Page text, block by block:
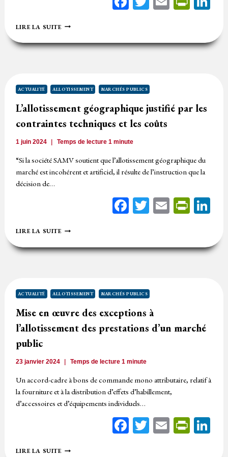
LIRE LA SUITEABSENCE
CONDAMNATION
DE
ACTUALITÉ ALLOTISSEMENT MARCHÉS PUBLICS
L’allotissement géographique justifié par les
contraintes techniques et les coûts
1 juin 2024 Temps de lecture1 minute
“Si la société SAMV soutient que l’allotissement géographique du
marché est incohérent et artificiel, il résulte de l’instruction que la
décision de…
Facebook
Twitter
Email
LIRE LA SUITEL’ALLOTISSEMENT
JUSTIFIÉ
PAR
ET
COÛTS
ACTUALITÉ ALLOTISSEMENT MARCHÉS PUBLICS
Mise en œuvre des exceptions à
l’allotissement des prestations d’un marché
public
23 janvier 2024 Temps de lecture1 minute
Un accord-cadre à bons de commande mono attributaire, relatif à
la fourniture et à la distribution d’effets d’habillement,
d’accessoires et d’équipements individuels…
Facebook
Twitter
Email
LIRE LA SUITEMISE